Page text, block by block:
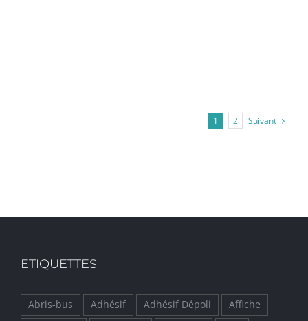
1 2 Suivant
ETIQUETTES
Abris-bus Adhésif Adhésif Dépoli
Affiche